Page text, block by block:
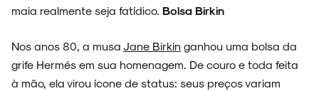
NOVIDADES
maia realmente seja fatídico. Bolsa Birkin
Nos anos 80, a musa Jane Birkin ganhou uma bolsa da
grife Hermés em sua homenagem. De couro e toda feita
à mão, ela virou ícone de status: seus preços variam